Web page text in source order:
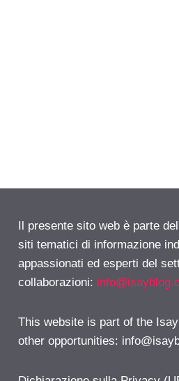
Il presente sito web è parte
siti tematici di informazione
appassionati ed esperti del
collaborazioni:
This website is part of the
other opportunities: